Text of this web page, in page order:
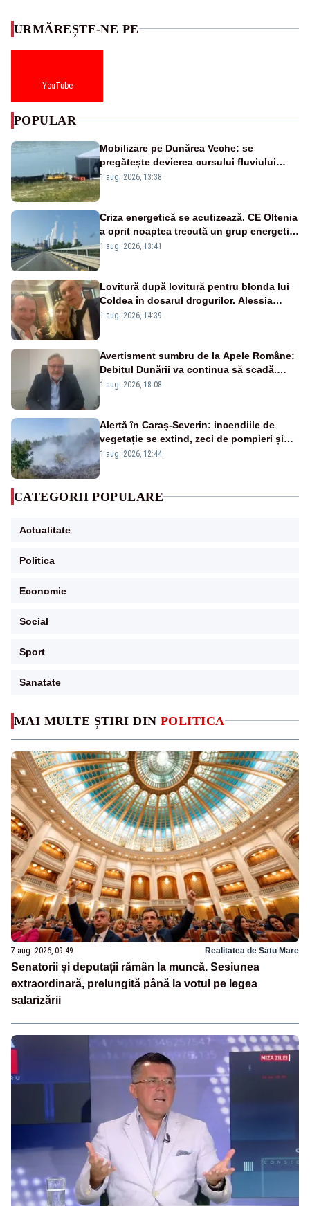
MAI MULTE ȘTIRI DIN POLITICA
7 aug. 2026, 09:49 Realitatea de Satu Mare
Senatorii și deputații rămân la muncă. Sesiunea
extraordinară, prelungită până la votul pe legea
salarizării
URMĂREȘTE-NE PE
YouTube
POPULAR
Mobilizare pe Dunărea Veche: se
pregătește devierea cursului fluviului
către Cernavodă – VIDEO
1 aug. 2026, 13:38
Criza energetică se acutizează. CE Oltenia
a oprit noaptea trecută un grup energetic
de la Rovinari
1 aug. 2026, 13:41
Lovitură după lovitură pentru blonda lui
Coldea în dosarul drogurilor. Alessia
Păcuraru explică decizia magistraților
1 aug. 2026, 14:39
Avertisment sumbru de la Apele Române:
Debitul Dunării va continua să scadă.
Cernavodă s-ar putea închide în 4 zile
1 aug. 2026, 18:08
Alertă în Caraș-Severin: incendiile de
vegetație se extind, zeci de pompieri și
silvicultori se luptă cu flăcările - VIDEO
1 aug. 2026, 12:44
CATEGORII POPULARE
Actualitate
Politica
Economie
Social
Sport
Sanatate